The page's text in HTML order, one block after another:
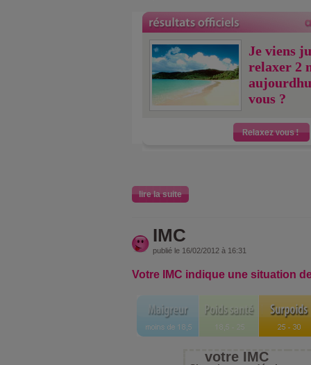
Je viens
relaxer 2
vous ?
lire la suite
IMC
publié le 16/02/2012 à 16:31
Votre IMC indique une situation
votre IMC